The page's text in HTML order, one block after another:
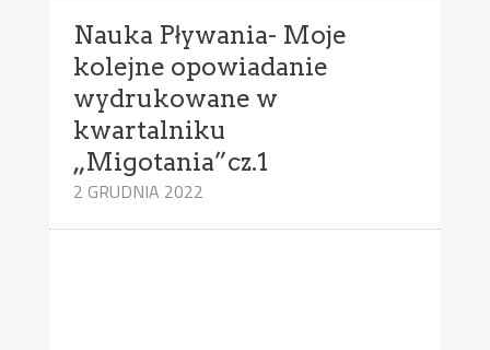
Nauka Pływania- Moje
kolejne opowiadanie
wydrukowane w
kwartalniku
„Migotania”cz.1
2 GRUDNIA 2022